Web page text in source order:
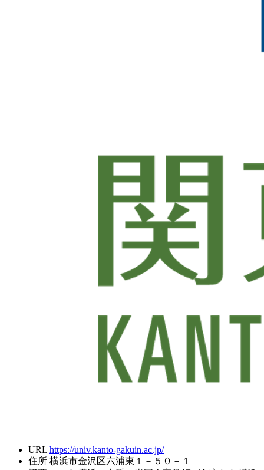
URL https://univ.kanto-gakuin.ac.jp/
住所 横浜市金沢区六浦東１－５０－１